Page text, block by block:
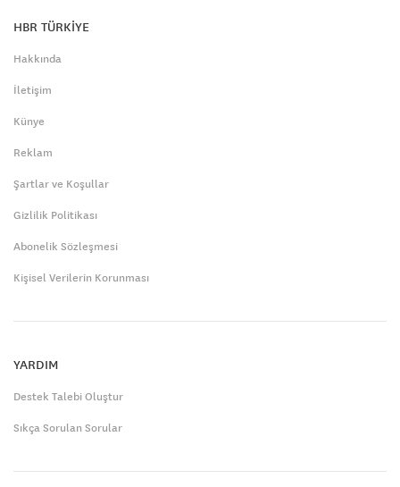
HBR TÜRKİYE
Hakkında
İletişim
Künye
Reklam
Şartlar ve Koşullar
Gizlilik Politikası
Abonelik Sözleşmesi
Kişisel Verilerin Korunması
YARDIM
Destek Talebi Oluştur
Sıkça Sorulan Sorular